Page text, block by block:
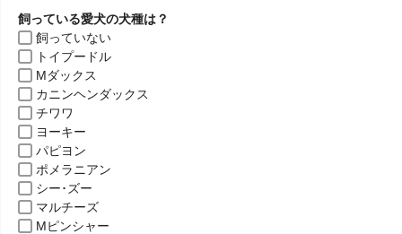
飼っている愛犬の犬種は？
飼っていない
トイプードル
Mダックス
カニンヘンダックス
チワワ
ヨーキー
パピヨン
ポメラニアン
シー･ズー
マルチーズ
Mピンシャー